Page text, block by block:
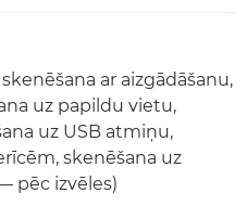
ar aizgādāšanu,
uz papildu vietu,
uz USB atmiņu,
skenēšana uz
pēc izvēles)